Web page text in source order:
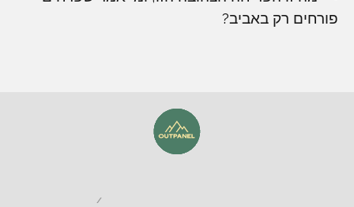
פורחים רק באביב?